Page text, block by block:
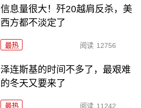
信息量很大！歼20越肩反杀，美
西方都不淡定了
最热 阅读 12756
泽连斯基的时间不多了，最艰难
的冬天又要来了
最热 阅读 11242